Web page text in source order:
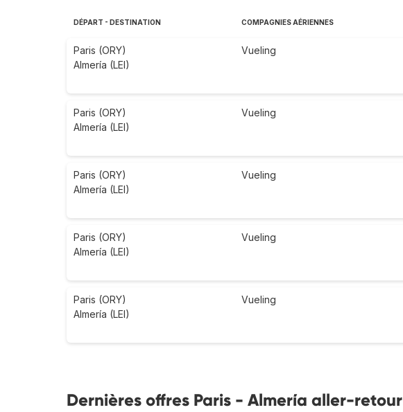
DÉPART - DESTINATION COMPAGNIES AÉRIENNES
Paris (ORY)
Almería (LEI)
Vueling
Paris (ORY)
Almería (LEI)
Vueling
Paris (ORY)
Almería (LEI)
Vueling
Paris (ORY)
Almería (LEI)
Vueling
Paris (ORY)
Almería (LEI)
Vueling
Dernières offres Paris - Almería aller-retour